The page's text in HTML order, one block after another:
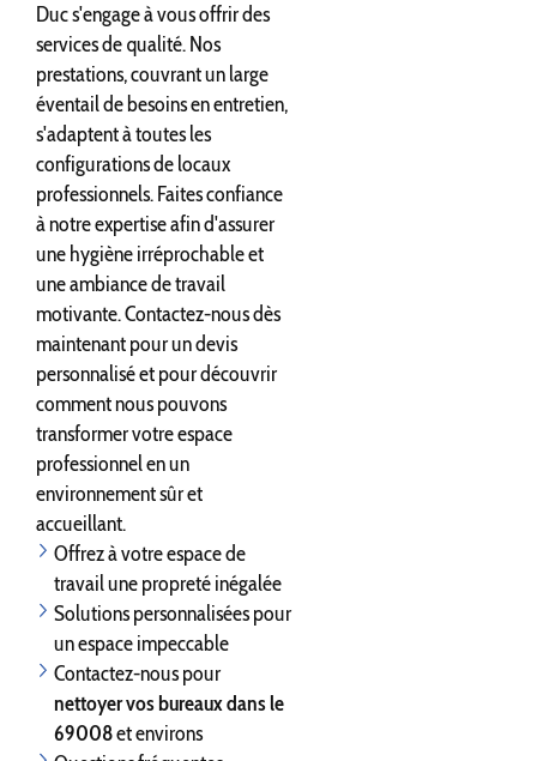
Duc s'engage à vous offrir des
services de qualité. Nos
prestations, couvrant un large
éventail de besoins en entretien,
s'adaptent à toutes les
configurations de locaux
professionnels. Faites confiance
à notre expertise afin d'assurer
une hygiène irréprochable et
une ambiance de travail
motivante. Contactez-nous dès
maintenant pour un devis
personnalisé et pour découvrir
comment nous pouvons
transformer votre espace
professionnel en un
environnement sûr et
accueillant.
Offrez à votre espace de
travail une propreté inégalée
Solutions personnalisées pour
un espace impeccable
Contactez-nous pour
nettoyer vos bureaux dans le
69008et environs